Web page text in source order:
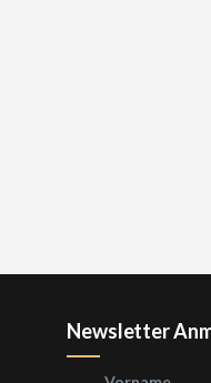
Newsletter